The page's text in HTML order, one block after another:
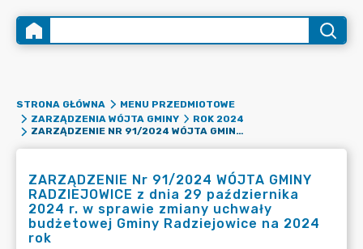
STRONA GŁÓWNA
MENU PRZEDMIOTOWE
ZARZĄDZENIA WÓJTA GMINY
ROK 2024
ZARZĄDZENIE NR 91/2024 WÓJTA GMINY RADZIEJOWICE Z DNIA 29 PAŹDZIERNIKA 2024 R. W SPRAWIE ZMIANY UCHWAŁY BUDŻETOWEJ GMINY RADZIEJOWICE NA 2024 ROK
ZARZĄDZENIE Nr 91/2024 WÓJTA GMINY
RADZIEJOWICE z dnia 29 października
2024 r. w sprawie zmiany uchwały
budżetowej Gminy Radziejowice na 2024
rok